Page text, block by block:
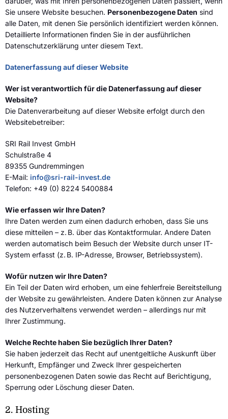
Sie unsere Website besuchen. Personenbezogene Daten sind
alle Daten, mit denen Sie persönlich identifiziert werden können.
Detaillierte Informationen finden Sie in der ausführlichen
Datenschutzerklärung unter diesem Text.
Datenerfassung auf dieser Website
Wer ist verantwortlich für die Datenerfassung auf dieser
Website?
Die Datenverarbeitung auf dieser Website erfolgt durch den
Websitebetreiber:
SRI Rail Invest GmbH
Schulstraße 4
89355 Gundremmingen
E-Mail: info@sri-rail-invest.de
Telefon: +49 (0) 8224 5400884
Wie erfassen wir Ihre Daten?
Ihre Daten werden zum einen dadurch erhoben, dass Sie uns
diese mitteilen – z. B. über das Kontaktformular. Andere Daten
werden automatisch beim Besuch der Website durch unser IT-
System erfasst (z. B. IP-Adresse, Browser, Betriebssystem).
Wofür nutzen wir Ihre Daten?
Ein Teil der Daten wird erhoben, um eine fehlerfreie Bereitstellung
der Website zu gewährleisten. Andere Daten können zur Analyse
des Nutzerverhaltens verwendet werden – allerdings nur mit
Ihrer Zustimmung.
Welche Rechte haben Sie bezüglich Ihrer Daten?
Sie haben jederzeit das Recht auf unentgeltliche Auskunft über
Herkunft, Empfänger und Zweck Ihrer gespeicherten
personenbezogenen Daten sowie das Recht auf Berichtigung,
Sperrung oder Löschung dieser Daten.
2. Hosting